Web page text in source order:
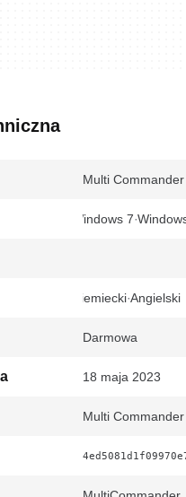
Multi
Windows 7
Niemiecki Angielski
Darmowa
18 maja 2023
Multi Commander